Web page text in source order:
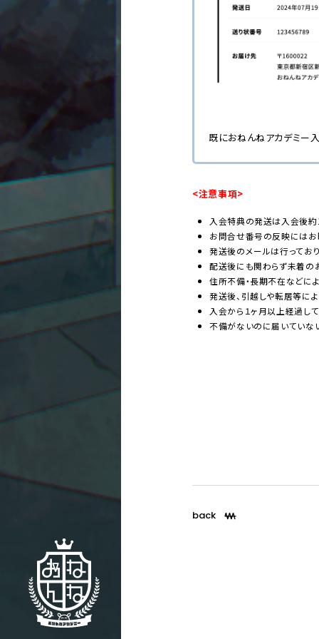
既におねんねアカデミー
<注意事項>
入会特典の発送は入会後約
お問合せ番号の反映にはお
発送後のメールは行ってお
配送後にも関わらず未着の
住所不備・長期不在などに
発送後、引越しや転居等に
入会から１ヶ月以上経過し
不備がないのに届いていな
back